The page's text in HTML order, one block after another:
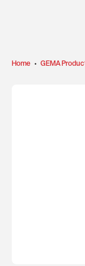
Home • GEMA